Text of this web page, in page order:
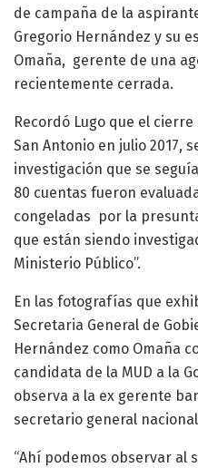
de campaña de la
Gregorio Hernández y su
Omaña, gerente de una
recientemente cerrada.
Recordó Lugo que el
San Antonio en julio 2017,
investigación que se
80 cuentas fueron
congeladas por la
que están siendo
Ministerio Público”.
En las fotografías que
Secretaria General de
Hernández como Omaña
candidata de la MUD a la
observa a la ex gerente
secretario general
“Ahí podemos observar al